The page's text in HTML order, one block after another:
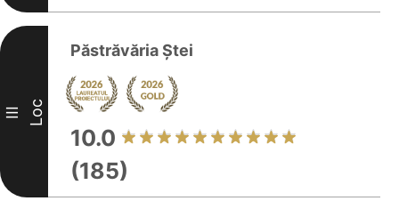
III Loc
Păstrăvăria Ștei
10.0
(185)